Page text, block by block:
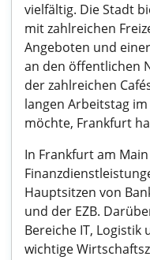
vielfältig. Die Stadt
mit zahlreichen
Angeboten und
an den öffentlichen
der zahlreichen
langen Arbeitstag
möchte, Frankfurt
In Frankfurt am
Hauptsitzen von
und der EZB.
Bereiche IT,
wichtige